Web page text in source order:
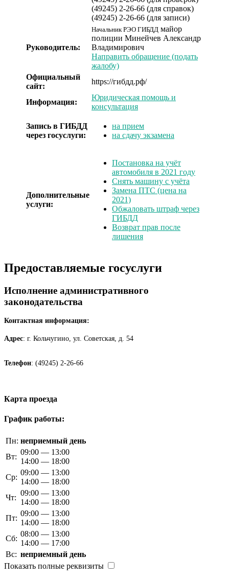
(49245) 2-26-66 (для справок)
(49245) 2-26-66 (для записи)
Руководитель:
Начальник РЭО ГИБДД майор
полиции Минейчев Александр
Владимирович
Направить обращение (подать
жалобу)
Официальный
сайт:
https://гибдд.рф/
Информация:
Юридическая помощь и
консультация
Запись в ГИБДД
через госуслуги:
на прием
на сдачу экзамена
Дополнительные
услуги:
Постановка на учёт
автомобиля в 2021 году
Снять машину с учёта
Замена ПТС (цена на
2021)
Обжаловать штраф через
ГИБДД
Возврат прав после
лишения
Предоставляемые госуслуги
Исполнение административного
законодательства
Контактная информация:
Адрес: г. Кольчугино, ул. Советская, д. 54
Телефон: (49245) 2-26-66
Карта проезда
График работы:
Пн: неприемный день
Вт:
09:00 — 13:00
14:00 — 18:00
Ср:
09:00 — 13:00
14:00 — 18:00
Чт:
09:00 — 13:00
14:00 — 18:00
Пт:
09:00 — 13:00
14:00 — 18:00
Сб:
08:00 — 13:00
14:00 — 17:00
Вс: неприемный день
Показать полные реквизиты